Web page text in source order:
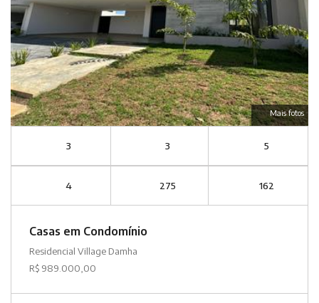
Mais fotos
3 3 5
4 275 162
Casas em Condomínio
Residencial Village Damha
R$ 989.000,00